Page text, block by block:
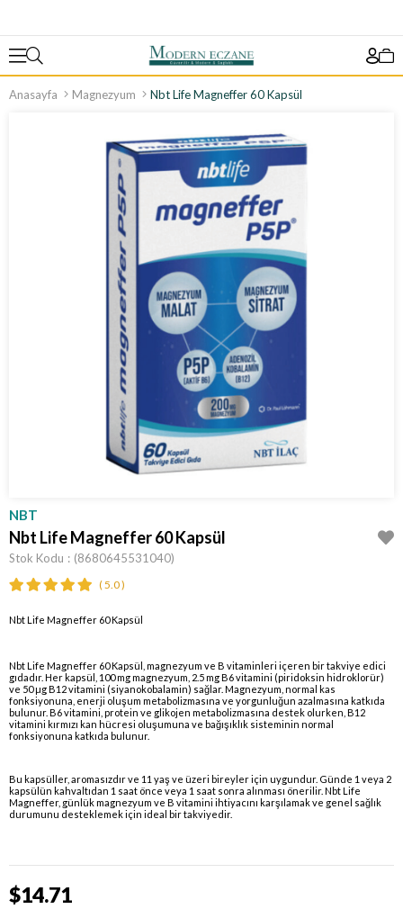
Anasayfa Magnezyum Nbt Life Magneffer 60 Kapsül
NBT
Nbt Life Magneffer 60 Kapsül
Stok Kodu (8680645531040)
5.0
Nbt Life Magneffer 60 Kapsül
Nbt Life Magneffer 60 Kapsül, magnezyum ve B vitaminleri içeren bir takviye edici
gıdadır. Her kapsül, 100 mg magnezyum, 2.5 mg B6 vitamini (piridoksin hidroklorür)
ve 50 µg B12 vitamini (siyanokobalamin) sağlar. Magnezyum, normal kas
fonksiyonuna, enerji oluşum metabolizmasına ve yorgunluğun azalmasına katkıda
bulunur. B6 vitamini, protein ve glikojen metabolizmasına destek olurken, B12
vitamini kırmızı kan hücresi oluşumuna ve bağışıklık sisteminin normal
fonksiyonuna katkıda bulunur.
Bu kapsüller, aromasızdır ve 11 yaş ve üzeri bireyler için uygundur. Günde 1 veya 2
kapsülün kahvaltıdan 1 saat önce veya 1 saat sonra alınması önerilir. Nbt Life
Magneffer, günlük magnezyum ve B vitamini ihtiyacını karşılamak ve genel sağlık
durumunu desteklemek için ideal bir takviyedir.
$14.71